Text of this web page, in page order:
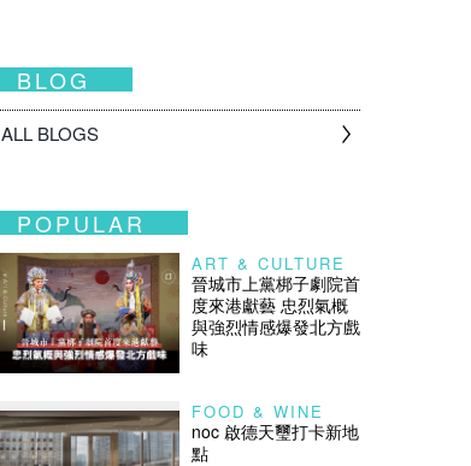
BLOG
ALL BLOGS
POPULAR
ART & CULTURE
晉城市上黨梆子劇院首
度來港獻藝 忠烈氣概
與強烈情感爆發北方戲
味
FOOD & WINE
noc 啟德天璽打卡新地
點